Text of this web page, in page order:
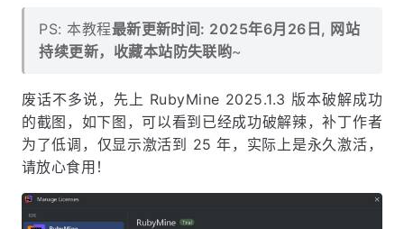
PS: 本教程最新更新时间: 2025年6月26日, 网站
持续更新，收藏本站防失联哟~
废话不多说，先上 RubyMine 2025.1.3 版本破解成功
的截图，如下图，可以看到已经成功破解辣，补丁作者
为了低调，仅显示激活到 25 年，实际上是永久激活，
请放心食用！